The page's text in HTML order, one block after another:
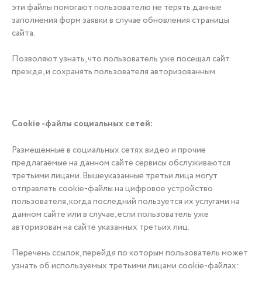
эти файлы помогают пользователю не терять данные
заполнения форм заявки в случае обновления страницы
сайта.
Позволяютузнать, что пользователь уже посещал сайт
прежде, и сохранять пользователя авторизованным.
Cookie -файлы социальных сетей:
Размещенные в социальных сетях видео и прочие
предлагаемые на данном сайте сервисы обслуживаются
третьими лицами. Вышеуказанные третьи лица могут
отправлять cookie-файлы на цифровое устройство
пользователя, когда последний пользуется их услугами на
данном сайте или в случае, если пользователь уже
авторизован на сайте указанных третьих лиц.
Перечень ссылок, перейдя по которым пользователь может
узнать об используемых третьими лицами cookie-файлах: